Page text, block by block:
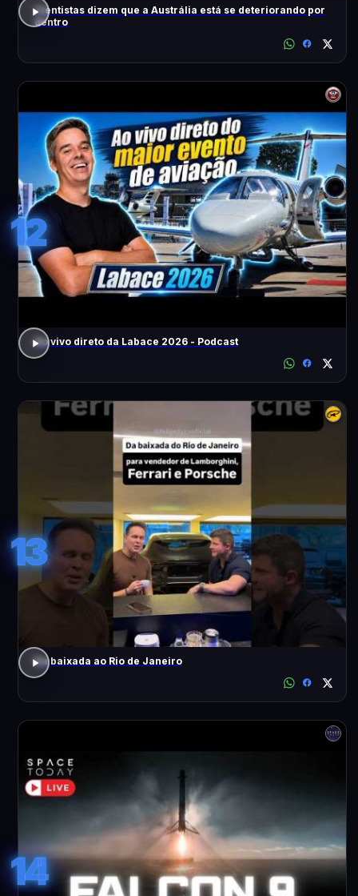
Cientistas dizem que a Austrália está se deteriorando por
dentro
12
Ao vivo direto da Labace 2026 - Podcast
13
Da baixada ao Rio de Janeiro
14